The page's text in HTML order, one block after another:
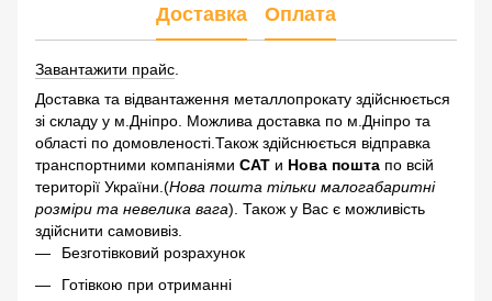
Доставка Оплата
Завантажити прайс
Доставка та відвантаження металлопрокату здійснюється
зі складу у м.Дніпро. Можлива доставка по м.Дніпро та
області по домовленості.Також здійснюється відправка
транспортними компаніями САТ и Нова пошта по всій
території України.(Нова пошта тільки малогабаритні
розміри та невелика вага). Також у Вас є можливість
здійснити самовивіз.
Безготівковий розрахунок
Готівкою при отриманні